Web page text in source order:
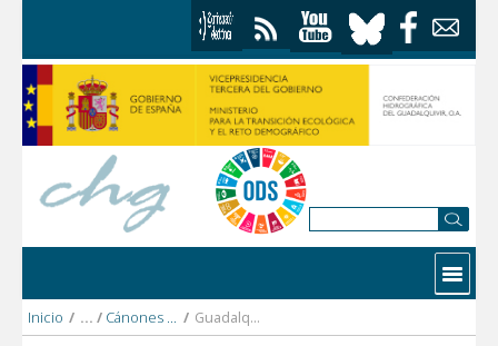
Contactar
Inicio / Cánones y tarifas 2015 / Guadalquivir bajo